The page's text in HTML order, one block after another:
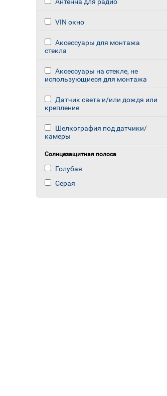
VIN окно
Аксессуары для монтажа
стекла
Аксессуары на стекле, не
использующиеся для монтажа
Датчик света и/или дождя или
крепление
Шелкография под датчики/
камеры
Солнцезащитная полоса
Голубая
Серая